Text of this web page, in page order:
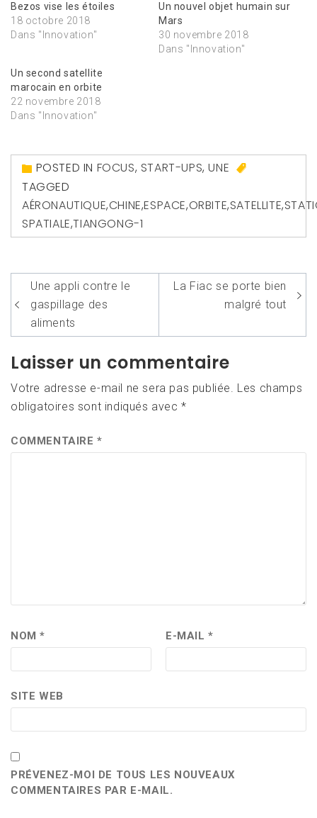
Bezos vise les étoiles
18 octobre 2018
Dans "Innovation"
Un nouvel objet humain sur
Mars
30 novembre 2018
Dans "Innovation"
Un second satellite
marocain en orbite
22 novembre 2018
Dans "Innovation"
POSTED IN FOCUS, START-UPS,UNE
TAGGED
AÉRONAUTIQUE,CHINE,ESPACE,ORBITE,SATELLITE,
SPATIALE,TIANGONG-1
Navigation
de
l’article
Une appli contre le
gaspillage des
aliments
La Fiac se porte bien
malgré tout
Laisser un commentaire
Votre adresse e-mail ne sera pas publiée.
Les champs
obligatoires sont indiqués avec*
COMMENTAIRE*
NOM* E-MAIL*
SITE WEB
PRÉVENEZ-MOI DE TOUS LES NOUVEAUX
COMMENTAIRES PAR E-MAIL.